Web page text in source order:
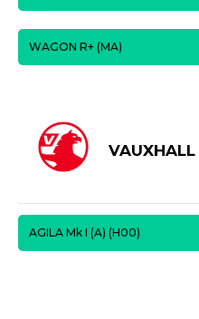
WAGON R+ (MA)
VAUXHALL
AGILA Mk I (A) (H00)